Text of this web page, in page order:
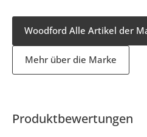
Woodford Alle Artikel der
Mehr über die Marke
Produktbewertungen